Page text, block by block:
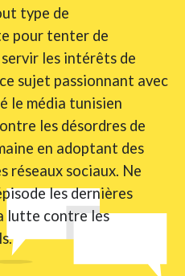
type de
pour tenter de
les intérêts de
sujet passionnant avec
le média tunisien
les désordres de
en adoptant des
réseaux sociaux. Ne
les dernières
lutte contre les